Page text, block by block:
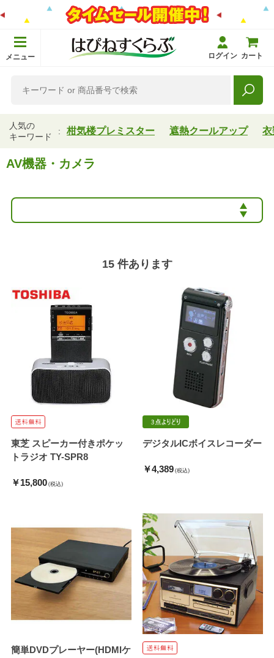
メニュー ログイン カート
人気の
キーワード
柑気楼プレミスター 遮熱クールアップ 衣
AV機器・カメラ
15 件あります
東芝 スピーカー付きポケッ
トラジオ TY-SPR8
￥15,800 (税込)
デジタルICボイスレコーダー
￥4,389 (税込)
簡単DVDプレーヤー(HDMIケ